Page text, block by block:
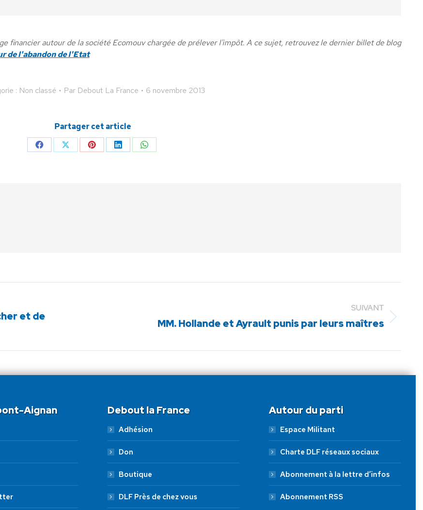
financier autour de la société Ecomouv chargée de prélever l'impôt. A ce sujet, retrouvez le dernier billet de blog
de l'abandon de l'Etat
: Non classé Par Debout La France 6 novembre 2013
Partager cet article
PartagerPartagerPartagerPartagerPartager
et de
SUIVANT
MM. Hollande et Ayrault punis par leurs maîtres
Aignan Debout la France
Adhésion
Don
Boutique
DLF Près de chez vous
Autour du parti
Espace Militant
Charte DLF réseaux sociaux
Abonnement à la lettre d’infos
Abonnement RSS